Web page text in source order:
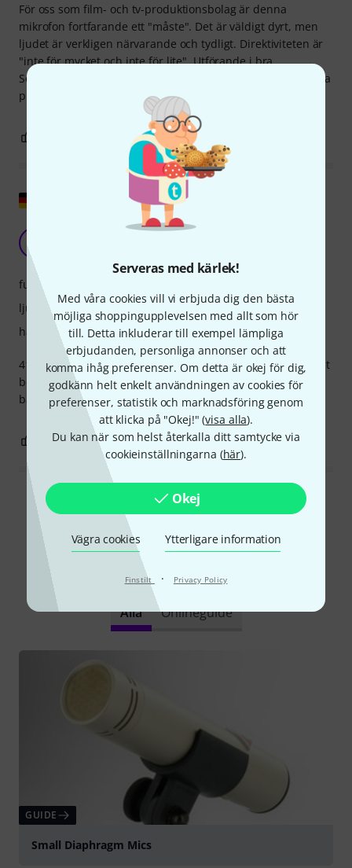
Serveras med kärlek!
Med våra cookies vill vi erbjuda dig den bästa
möjliga shoppingupplevelsen med allt som hör
till. Detta inkluderar till exempel lämpliga
erbjudanden, personliga annonser och att
komma ihåg preferenser. Om detta är okej för dig,
godkänn helt enkelt användningen av cookies för
preferenser, statistik och marknadsföring genom
att klicka på "Okej!" (visa alla).
Du kan när som helst återkalla ditt samtycke via
cookieinställningarna (här).
Okej
Vägra cookies Ytterligare information
Finstilt · Privacy Policy
För oss som film- och tv-produktionsbolag är denna
mikrofon fortfarande ett "måste". Det är väldigt dyrt, men
ljudet är verkligen närvarande och tydligt. Direktiviteten är
"inte för mycket och inte för lite". Utförande i bra
Sennheiser-kvalitet. Rekommenderad. På grund av det höga
priset dras poäng från det totala betyget.
ANMÄL RECENSION
416 är mikrofonen för rapporteringsanvändning. En absolut
beprövad klassiker. Mycket bra riktning och dämpning av
bakgrundsljud. En allrounder.
funktioner
ljud
hantverkskvalitet
0 ANMÄL RECENSION
Läs alla recensioner
Visste du?
Alla Onlineguide
GUIDE
Small Diaphragm Mics